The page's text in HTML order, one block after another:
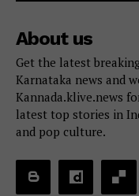
About us
Get the latest
Karnataka news and
Kannada.klive.news
latest top stories in
and pop culture.